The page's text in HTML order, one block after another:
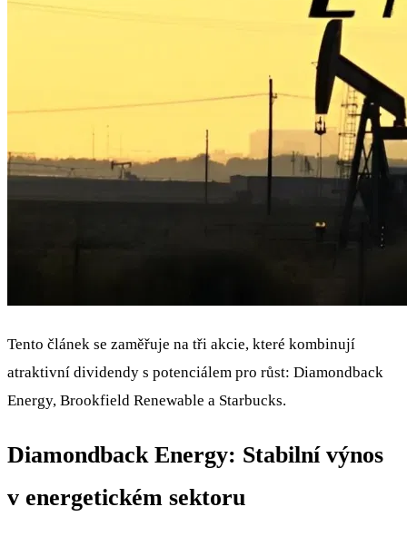
Tento článek se zaměřuje na tři akcie, které kombinují
atraktivní dividendy s potenciálem pro růst: Diamondback
Energy, Brookfield Renewable a Starbucks.
Diamondback Energy: Stabilní výnos
v energetickém sektoru